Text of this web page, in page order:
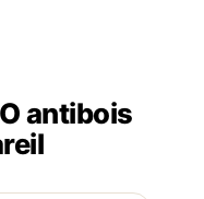
antibois